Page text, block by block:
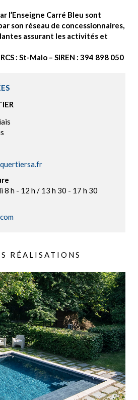
l’Enseigne Carré Bleu sont
son réseau de concessionnaires,
assurant les activités et
: St-Malo – SIREN : 394 898 050
8 h - 12 h / 13 h 30 - 17 h 30
RÉALISATIONS